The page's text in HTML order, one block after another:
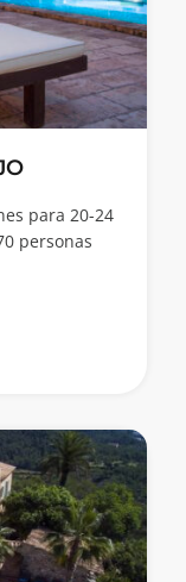
para 20-24
personas